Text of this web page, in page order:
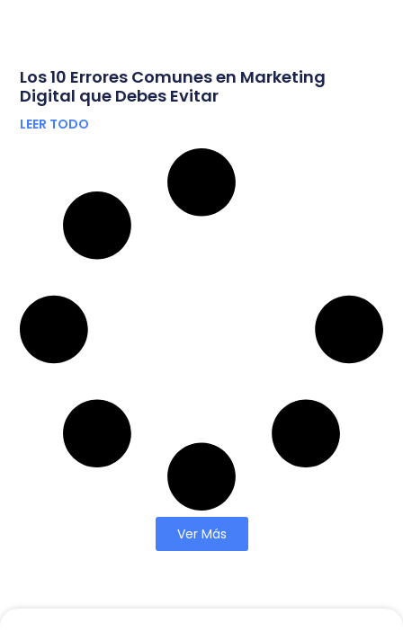
Los 10 Errores Comunes en Marketing
Digital que Debes Evitar
LEER TODO
Ver Más